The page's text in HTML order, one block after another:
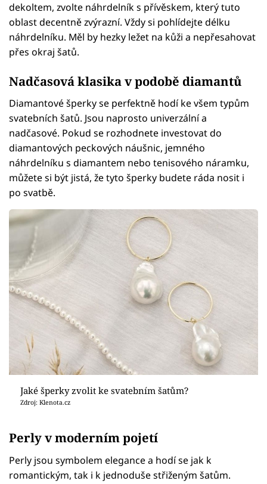
dekoltem, zvolte náhrdelník s přívěskem, který tuto
oblast decentně zvýrazní. Vždy si pohlídejte délku
náhrdelníku. Měl by hezky ležet na kůži a nepřesahovat
přes okraj šatů.
Nadčasová klasika v podobě diamantů
Diamantové šperky se perfektně hodí ke všem typům
svatebních šatů. Jsou naprosto univerzální a
nadčasové. Pokud se rozhodnete investovat do
diamantových peckových náušnic, jemného
náhrdelníku s diamantem nebo tenisového náramku,
můžete si být jistá, že tyto šperky budete ráda nosit i
po svatbě.
Jaké šperky zvolit ke svatebním šatům?
Zdroj: Klenota.cz
Perly v moderním pojetí
Perly jsou symbolem elegance a hodí se jak k
romantickým, tak i k jednoduše střiženým šatům.